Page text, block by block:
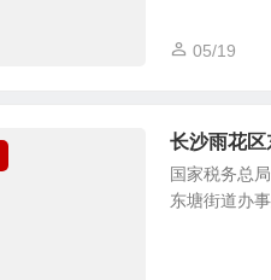
05/19
长沙雨花
国家税务总
东塘街道办